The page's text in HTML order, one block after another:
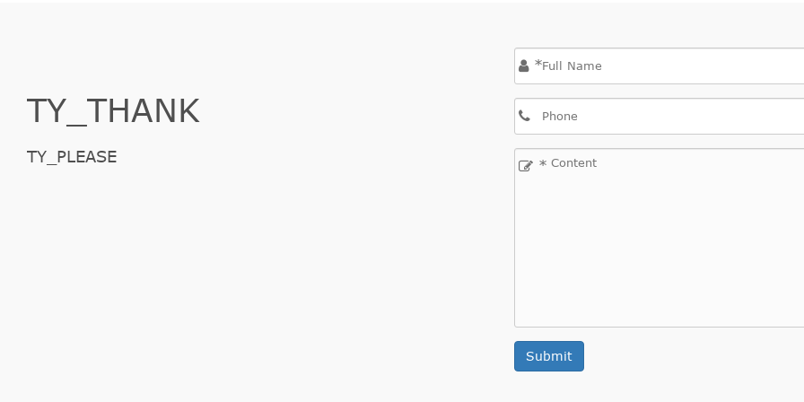
TY_THANK
TY_PLEASE
*
*
Submit